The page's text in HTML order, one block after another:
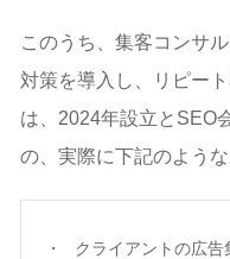
このうち、集客コンサ
対策を導入し、リピー
は、2024年設立とSEO
の、実際に下記のよう
クライアントの広